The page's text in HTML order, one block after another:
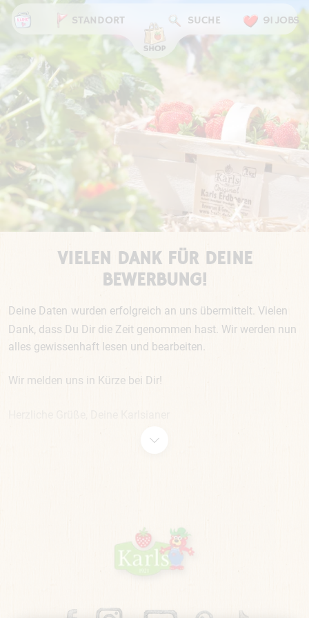
STANDORT SUCHE 91 JOBS
VIELEN DANK FÜR DEINE
BEWERBUNG!
Deine Daten wurden erfolgreich an uns übermittelt. Vielen
Dank, dass Du Dir die Zeit genommen hast. Wir werden nun
alles gewissenhaft lesen und bearbeiten.
Wir melden uns in Kürze bei Dir!